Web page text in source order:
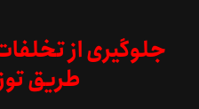
جلوگیری از
طریق